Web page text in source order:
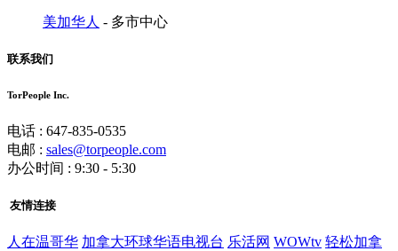
美加华人 - 多市中心
联系我们
TorPeople Inc.
电话 : 647-835-0535
电邮 : sales@torpeople.com
办公时间 : 9:30 - 5:30
友情连接
人在温哥华 加拿大环球华语电视台 乐活网 WOWtv 轻松加拿